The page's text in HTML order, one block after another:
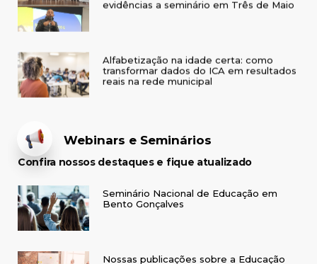
reais na rede municipal
Webinars e Seminários
Confira nossos destaques e fique atualizado
Seminário Nacional de Educação em
Bento Gonçalves
Nossas publicações sobre a Educação